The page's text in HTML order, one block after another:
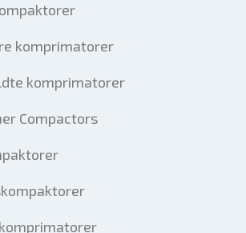
komprimatorer
komprimatorer
Compactors